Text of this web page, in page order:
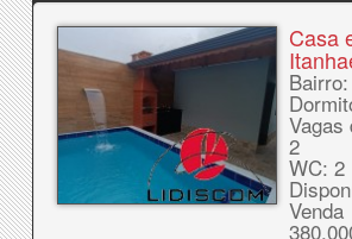
Casa
Vagas
2
WC: 2
Venda